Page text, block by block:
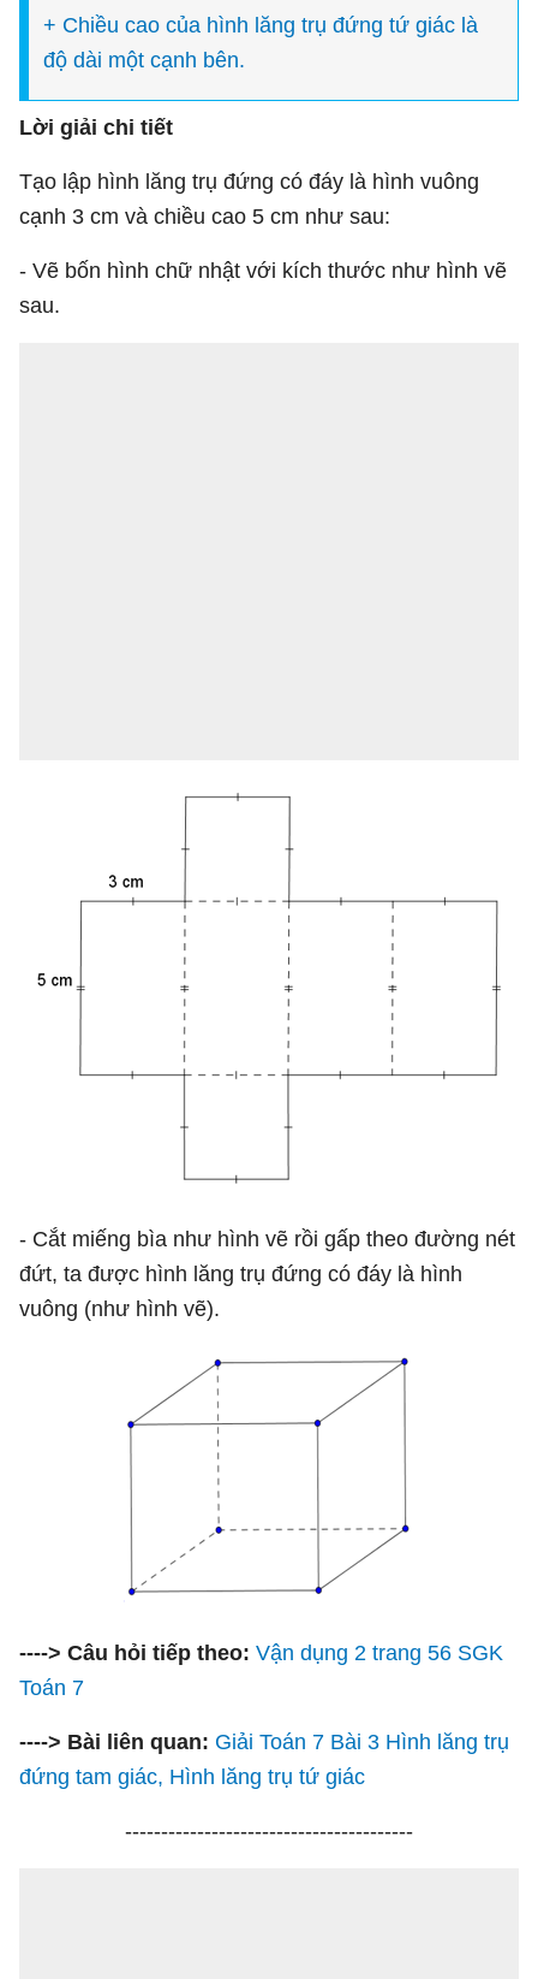
+ Chiều cao của hình lăng trụ đứng tứ giác là
độ dài một cạnh bên.
Lời giải chi tiết
Tạo lập hình lăng trụ đứng có đáy là hình vuông
cạnh 3 cm và chiều cao 5 cm như sau:
- Vẽ bốn hình chữ nhật với kích thước như hình vẽ
sau.
- Cắt miếng bìa như hình vẽ rồi gấp theo đường nét
đứt, ta được hình lăng trụ đứng có đáy là hình
vuông (như hình vẽ).
----> Câu hỏi tiếp theo: Vận dụng 2 trang 56 SGK
Toán 7
----> Bài liên quan: Giải Toán 7 Bài 3 Hình lăng trụ
đứng tam giác, Hình lăng trụ tứ giác
----------------------------------------